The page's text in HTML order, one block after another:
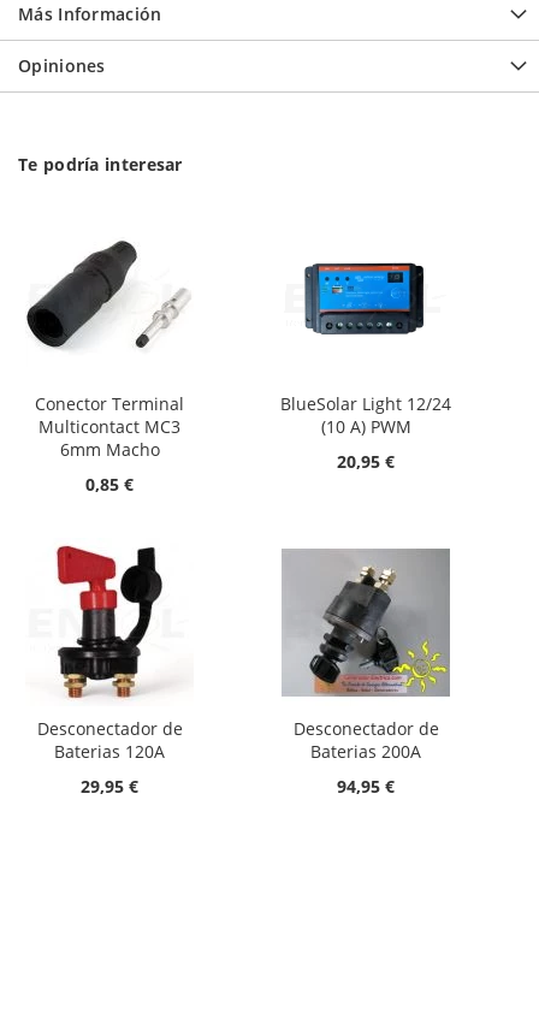
Más Información
Opiniones
Te podría interesar
Conector Terminal
Multicontact MC3
6mm Macho
0,85 €
BlueSolar Light 12/24
(10 A) PWM
20,95 €
Desconectador de
Baterias 120A
29,95 €
Desconectador de
Baterias 200A
94,95 €